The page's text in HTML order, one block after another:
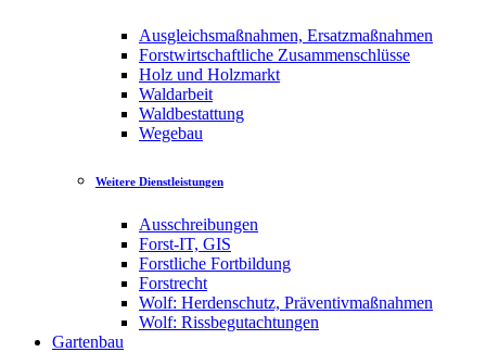
Ausgleichsmaßnahmen, Ersatzmaßnahmen
Forstwirtschaftliche Zusammenschlüsse
Holz und Holzmarkt
Waldarbeit
Waldbestattung
Wegebau
Weitere Dienstleistungen
Ausschreibungen
Forst-IT, GIS
Forstliche Fortbildung
Forstrecht
Wolf: Herdenschutz, Präventivmaßnahmen
Wolf: Rissbegutachtungen
Gartenbau